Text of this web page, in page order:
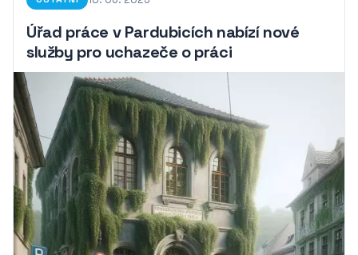
Úřad práce v Pardubicích nabízí nové
služby pro uchazeče o práci